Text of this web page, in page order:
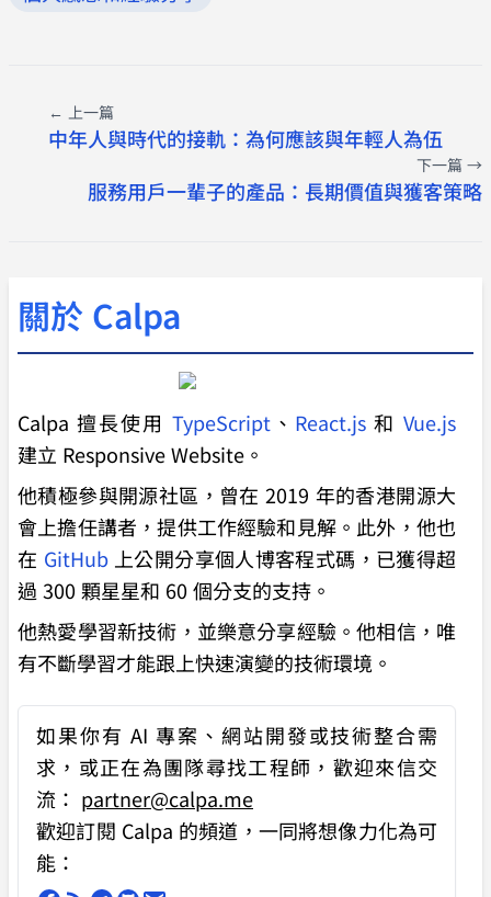
← 上一篇
中年人與時代的接軌：為何應該與年輕人為伍
下一篇 →
服務用戶一輩子的產品：長期價值與獲客策略
關於 Calpa
Calpa 擅長使用 TypeScript 、 React.js 和 Vue.js
建立 Responsive Website。
他積極參與開源社區，曾在 2019 年的香港開源大
會上擔任講者，提供工作經驗和見解。此外，他也
在 GitHub上公開分享個人博客程式碼，已獲得超
過 300 顆星星和 60 個分支的支持。
他熱愛學習新技術，並樂意分享經驗。他相信，唯
有不斷學習才能跟上快速演變的技術環境。
如果你有AI 專案、網站開發或技術整合需
求 ，或正在為團隊尋找工程師，歡迎來信交
流： partner@calpa.me
歡迎訂閱 Calpa 的頻道，一同將想像力化為可
能：